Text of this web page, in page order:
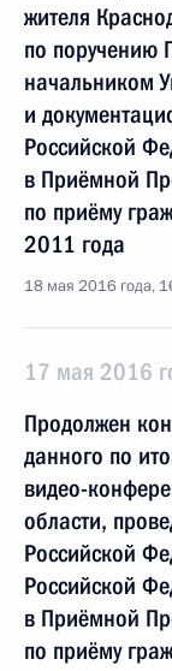
жителя
по поручению
начальником
и
Российской
в Приёмной
по приёму
2011 года
18 мая 2016 года,
17 мая 2016
Продолжен
данного по
видео-
области,
Российской
Российской
в Приёмной
по приёму